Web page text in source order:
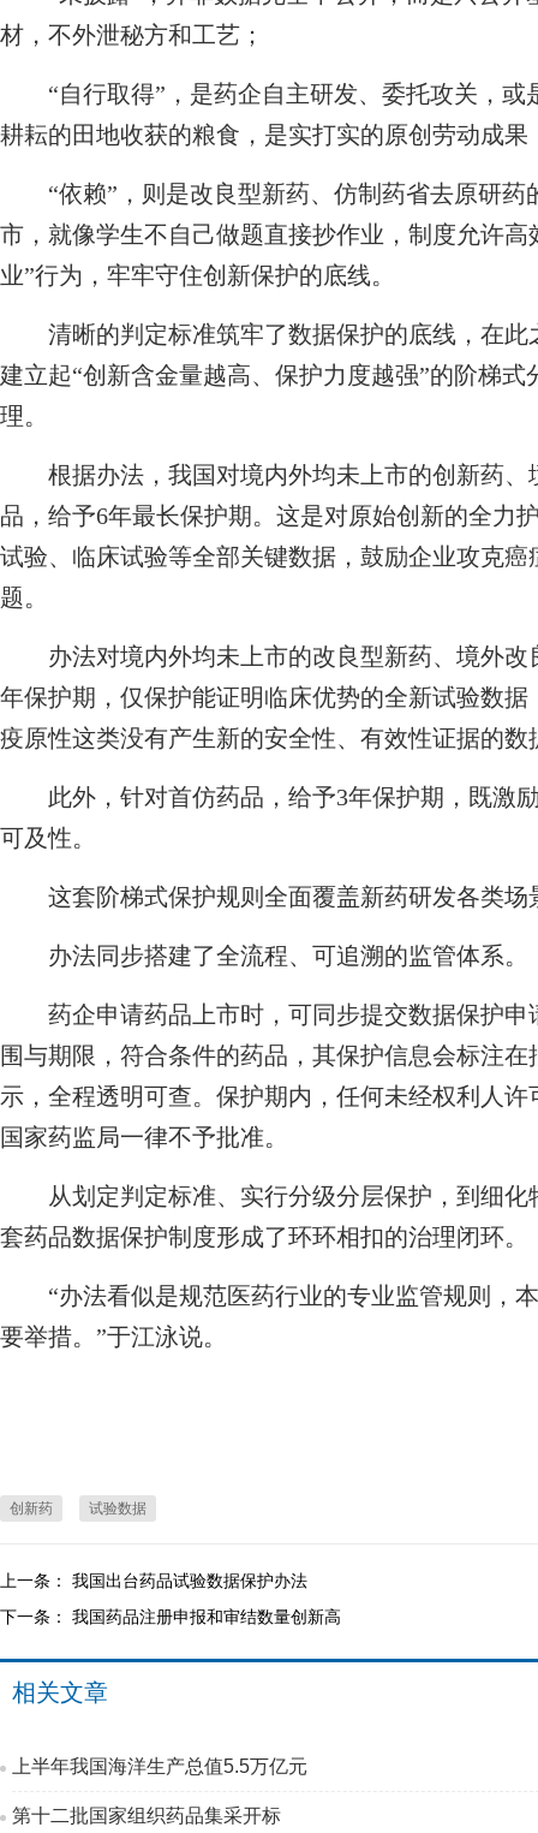
材，不外泄秘方和工艺；
“自行取得”，是药企自主研发、委托攻关，或
耕耘的田地收获的粮食，是实打实的原创劳动成果
“依赖”，则是改良型新药、仿制药省去原研药
市，就像学生不自己做题直接抄作业，制度允许
业”行为，牢牢守住创新保护的底线。
清晰的判定标准筑牢了数据保护的底线，在此
建立起“创新含金量越高、保护力度越强”的阶梯
理。
根据办法，我国对境内外均未上市的创新药、
品，给予6年最长保护期。这是对原始创新的全力
试验、临床试验等全部关键数据，鼓励企业攻克
题。
办法对境内外均未上市的改良型新药、境外改
年保护期，仅保护能证明临床优势的全新试验数
疫原性这类没有产生新的安全性、有效性证据的
此外，针对首仿药品，给予3年保护期，既激
可及性。
这套阶梯式保护规则全面覆盖新药研发各类场
办法同步搭建了全流程、可追溯的监管体系。
药企申请药品上市时，可同步提交数据保护申
围与期限，符合条件的药品，其保护信息会标注
示，全程透明可查。保护期内，任何未经权利人
国家药监局一律不予批准。
从划定判定标准、实行分级分层保护，到细化
套药品数据保护制度形成了环环相扣的治理闭环。
“办法看似是规范医药行业的专业监管规则，
要举措。”于江泳说。
创新药 试验数据
上一条： 我国出台药品试验数据保护办法
下一条： 我国药品注册申报和审结数量创新高
相关文章
上半年我国海洋生产总值5.5万亿元
第十二批国家组织药品集采开标